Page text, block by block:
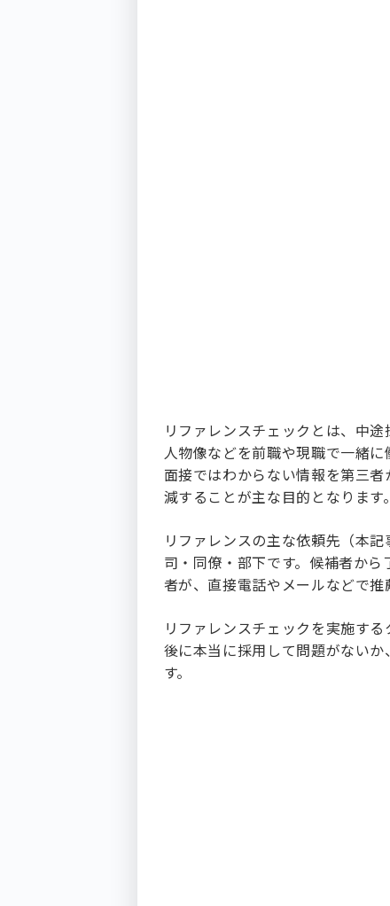
リファレンスチェックとは、中
人物像などを前職や現職で一緒
面接ではわからない情報を第三
減することが主な目的となります。
リファレンスの主な依頼先（本
司・同僚・部下です。候補者か
者が、直接電話やメールなどで推
リファレンスチェックを実施す
後に本当に採用して問題がない
す。